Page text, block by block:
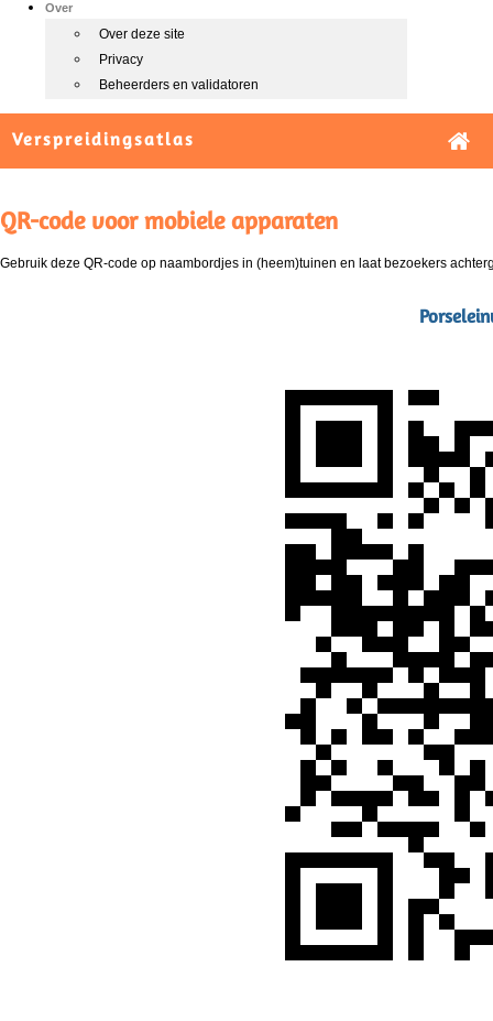
Over
Over deze site
Privacy
Beheerders en validatoren
Verspreidingsatlas
QR-code voor mobiele apparaten
Gebruik deze QR-code op naambordjes in (heem)tuinen en laat bezoekers